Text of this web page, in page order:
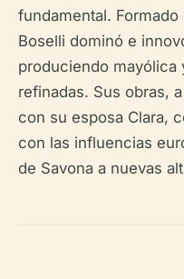
fundamental.
Boselli dominó e
produciendo mayólica
refinadas. Sus obras,
con su esposa Clara,
con las influencias
de Savona a nuevas